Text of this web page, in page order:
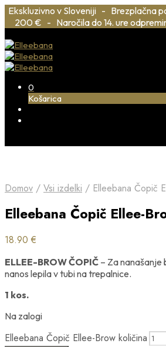
Ekskluzivno v Sloveniji - Brezplačna
200 € - Naročila do 14. ure
0
Košarica
Domov / Vsi izdelki / Elleebana Čopič
Elleebana Čopič Ellee-
18.90 €
ELLEE-BROW ČOPIČ – Za nanašanje
nanos lepila v tubi na trepalnice.
1 kos.
Na zalogi
Elleebana Čopič Ellee-Brow količina